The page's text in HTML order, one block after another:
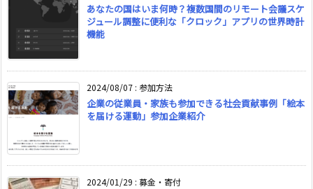
あなたの国はいま何時？複数国間のリモート会議スケ
ジュール調整に便利な「クロック」アプリの世界時計
機能
2024/08/07 : 参加方法
企業の従業員・家族も参加できる社会貢献事例「絵本
を届ける運動」参加企業紹介
2024/01/29 : 募金・寄付